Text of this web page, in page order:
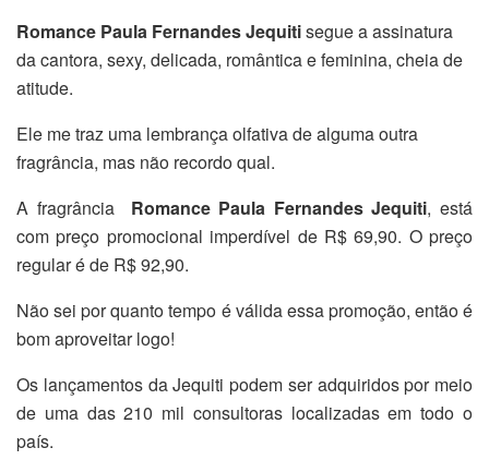
Romance Paula Fernandes Jequitisegue a assinatura
da cantora, sexy, delicada, romântica e feminina, cheia de
atitude.
Ele me traz uma lembrança olfativa de alguma outra
fragrância, mas não recordo qual.
A fragrância Romance Paula Fernandes Jequiti, está
com preço promocional imperdível de R$ 69,90. O preço
regular é de R$ 92,90.
Não sei por quanto tempo é válida essa promoção, então é
bom aproveitar logo!
Os lançamentos da Jequiti podem ser adquiridos por meio
de uma das 210 mil consultoras localizadas em todo o
país.